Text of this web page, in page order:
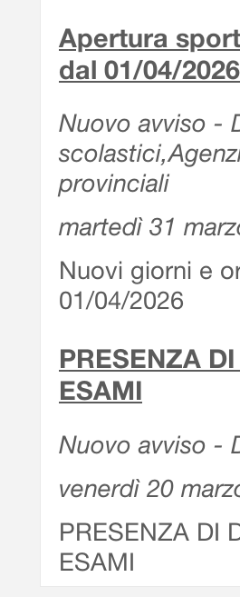
Apertura
dal 01/04/2026
Nuovo avviso -
provinciali
martedì 31
Nuovi giorni e
01/04/2026
PRESENZA
ESAMI
Nuovo avviso -
venerdì 20
PRESENZA DI
ESAMI